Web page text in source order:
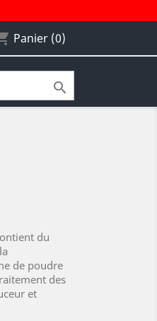
Panier (0)

du
de poudre
des
et